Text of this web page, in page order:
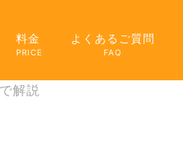
料金
PRICE
よくあるご質問
FAQ
解説